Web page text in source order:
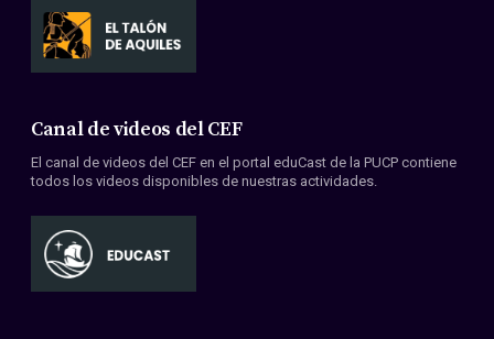
Canal de videos del CEF
El canal de videos del CEF en el portal eduCast de la PUCP contiene
todos los videos disponibles de nuestras actividades.